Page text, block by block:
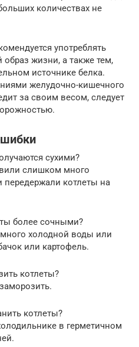
количествах не
употреблять
жизни, а также тем,
источнике белка.
желудочно-кишечного
за своим весом, следует
сухими?
слишком много
передержали котлеты на
более сочными?
холодной воды или
или картофель.
котлеты?
котлеты?
в герметичном